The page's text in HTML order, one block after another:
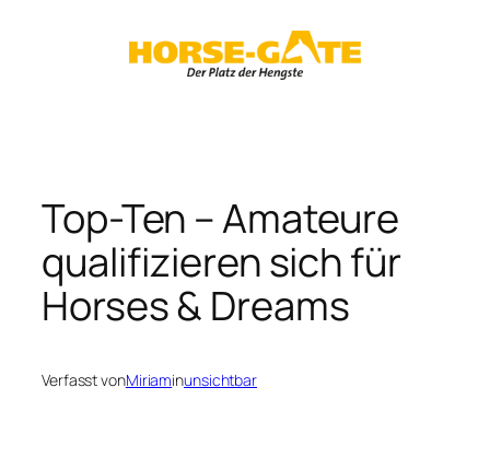
Top-Ten – Amateure
qualifizieren sich für
Horses & Dreams
Verfasst vonMiriaminunsichtbar